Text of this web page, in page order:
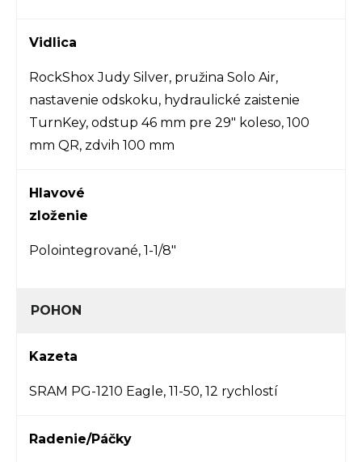
Vidlica
RockShox Judy Silver, pružina Solo Air,
nastavenie odskoku, hydraulické zaistenie
TurnKey, odstup 46 mm pre 29" koleso, 100
mm QR, zdvih 100 mm
Hlavové
zloženie
Polointegrované, 1-1/8"
POHON
Kazeta
SRAM PG-1210 Eagle, 11-50, 12 rychlostí
Radenie/Páčky